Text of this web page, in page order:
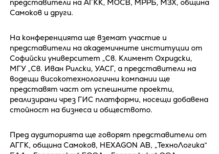
представители на АГКК, МОСВ, МРРБ, МЗХ, община
Самоков и други.
На конференцията ще вземат участие и
представители на академичните институции от
Софийски университет „Св. Климент Охридски,
МГУ „Св. Иван Рилски, УАСГ, а представители на
водещи високотехнологични компании ще
представят част от успешните проекти,
реализирани чрез ГИС платформи, носещи добавена
стойност на бизнеса и обществото.
Пред аудиторията ще говорят представители от
АГГК, община Самоков, HEXAGON AB, „ТехноЛогика“